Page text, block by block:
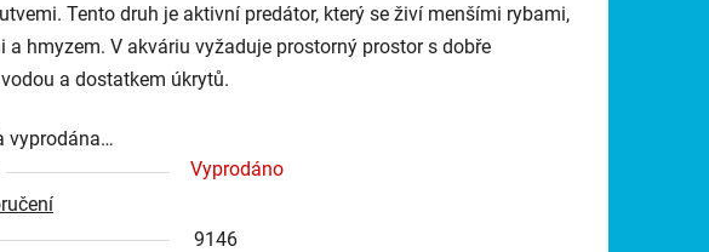
Tento druh je aktivní predátor, který se živí menšími rybami,
a hmyzem. V akváriu vyžaduje prostorný prostor s dobře
a dostatkem úkrytů.
vyprodána…
Vyprodáno
9146